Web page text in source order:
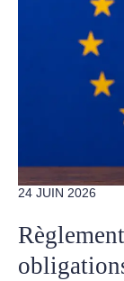
24 JUIN 2026